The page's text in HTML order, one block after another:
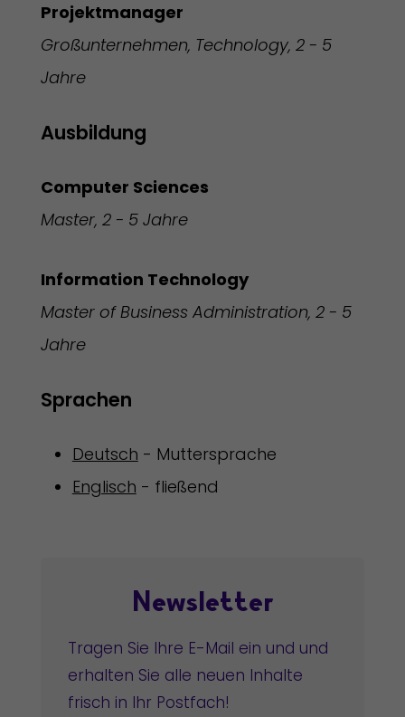
Projektmanager
Großunternehmen, Technology, 2 - 5
Jahre
Ausbildung
Computer Sciences
Master, 2 - 5 Jahre
Information Technology
Master of Business Administration, 2 - 5
Jahre
Sprachen
Deutsch - Muttersprache
Englisch - fließend
Newsletter
Tragen Sie Ihre E-Mail ein und und
erhalten Sie alle neuen Inhalte
frisch in Ihr Postfach!